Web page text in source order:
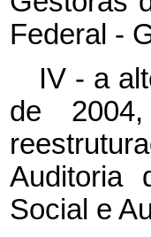
Federal -
IV - a
de
Auditoria
Social e